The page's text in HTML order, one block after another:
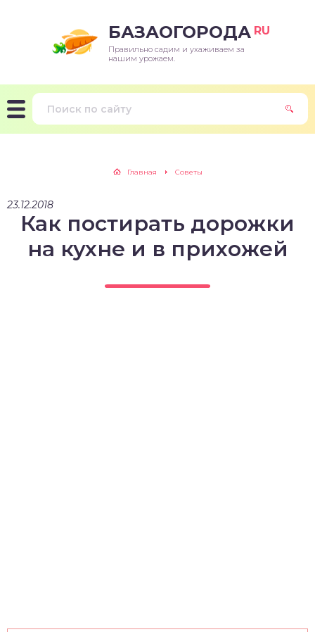
БАЗАОГОРОДА RU
Правильно садим и ухаживаем за
нашим урожаем.
Главная Советы
23.12.2018
Как постирать дорожки
на кухне и в прихожей